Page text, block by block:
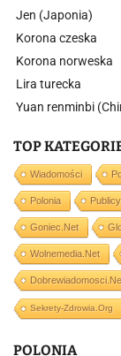
Jen (Japonia)
Korona czeska
Korona norweska
Lira turecka
Yuan renminbi
TOP
Wiadomości
Polonia
Goniec.net
Wolnemedia.net
Sekrety-Zdrowia.org
POLONIA